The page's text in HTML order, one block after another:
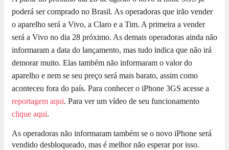
poderá ser comprado no Brasil. As operadoras que irão vender
o aparelho será a Vivo, a Claro e a Tim. A primeira a vender
será a Vivo no dia 28 próximo. As demais operadoras ainda não
informaram a data do lançamento, mas tudo indica que não irá
demorar muito. Elas também não informaram o valor do
aparelho e nem se seu preço será mais barato, assim como
aconteceu fora do país. Para conhecer o iPhone 3GS acesse a
reportagem aqui. Para ver um vídeo de seu funcionamento
clique aqui.
As operadoras não informaram também se o novo iPhone será
vendido desbloqueado, mas é melhor não esperar por isso.